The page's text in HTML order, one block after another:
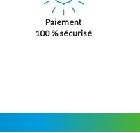
Paiement
100 % sécurisé